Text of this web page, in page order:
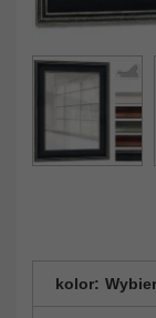
kolor: